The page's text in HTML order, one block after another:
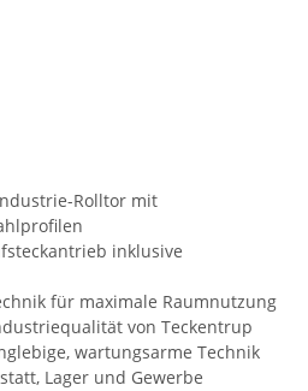
Rolltor mit
inklusive
für maximale Raumnutzung
von Teckentrup
wartungsarme Technik
Lager und Gewerbe